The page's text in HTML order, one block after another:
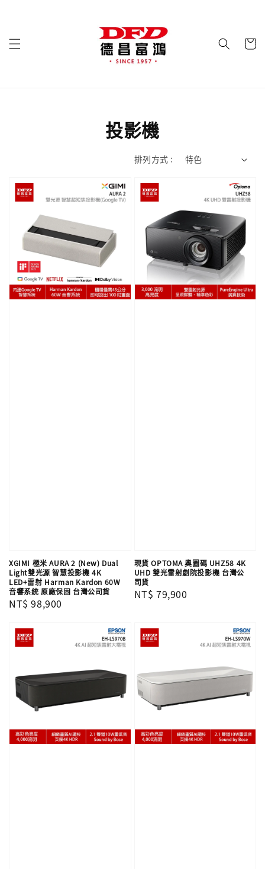
投影機
排列方式 :
XGIMI 極米 AURA 2 (New) Dual
Light雙光源 智慧投影機 4K
LED+雷射 Harman Kardon 60W
音響系統 原廠保固 台灣公司貨
Regular
NT$ 98,900
現貨 OPTOMA 奧圖碼 UHZ58 4K
UHD 雙光雷射劇院投影機 台灣公
司貨
Regular
NT$ 79,900